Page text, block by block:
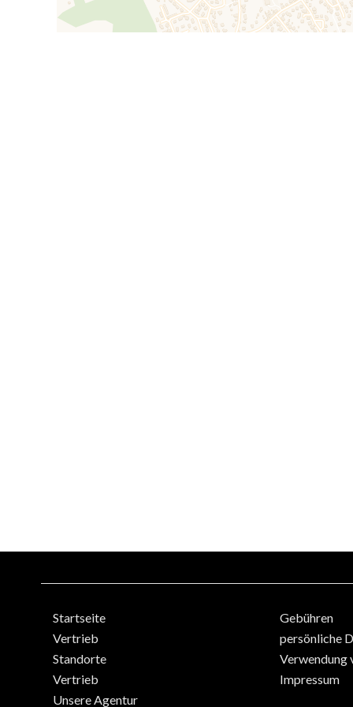
Startseite
Vertrieb
Standorte
Vertrieb
Unsere Agentur
Gebühren
persönliche
Verwendung
Impressum